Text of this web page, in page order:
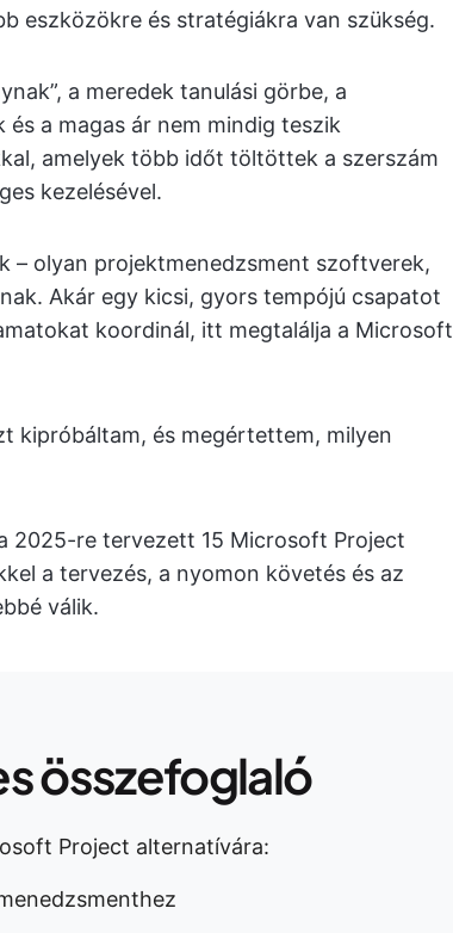
eszközökre és stratégiákra van szükség.
a meredek tanulási görbe, a
a magas ár nem mindig teszik
amelyek több időt töltöttek a szerszám
kezelésével.
– olyan projektmenedzsment szoftverek,
Akár egy kicsi, gyors tempójú csapatot
koordinál, itt megtalálja a Microsoft
kipróbáltam, és megértettem, milyen
2025-re tervezett 15 Microsoft Project
a tervezés, a nyomon követés és az
válik.
összefoglaló
Project alternatívára: